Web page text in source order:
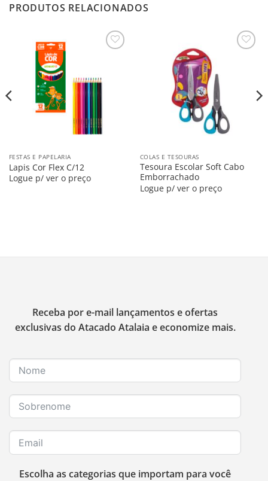
PRODUTOS RELACIONADOS
FESTAS E PAPELARIA
Lapis Cor Flex C/12
Logue p/ ver o preço
COLAS E TESOURAS
Tesoura Escolar Soft Cabo
Emborrachado
Logue p/ ver o preço
Receba por e-mail lançamentos e ofertas
exclusivas do Atacado Atalaia e economize mais.
Escolha as categorias que importam para você